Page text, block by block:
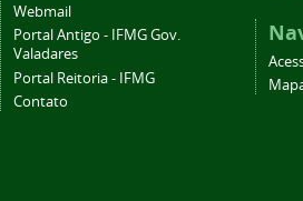
Webmail
Portal Antigo - IFMG Gov.
Valadares
Portal Reitoria - IFMG
Contato